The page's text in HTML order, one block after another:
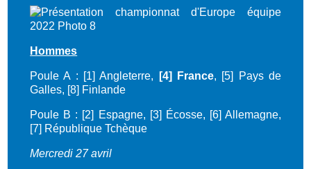
Hommes
Poule A : [1] Angleterre, [4] France, [5] Pays de
Galles, [8] Finlande
Poule B : [2] Espagne, [3] Écosse, [6] Allemagne,
[7] République Tchèque
Mercredi 27 avril